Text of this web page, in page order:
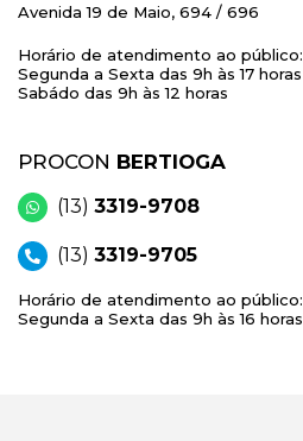
Avenida 19 de Maio, 694 / 696
Horário de atendimento ao público:
Segunda a Sexta das 9h às 17 horas
Sabádo das 9h às 12 horas
PROCON BERTIOGA
(13) 3319-9708
(13) 3319-9705
Horário de atendimento ao público:
Segunda a Sexta das 9h às 16 horas